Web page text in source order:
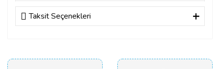
Bu ürüne ilk yorumu siz yapın!
Taksit Seçenekleri